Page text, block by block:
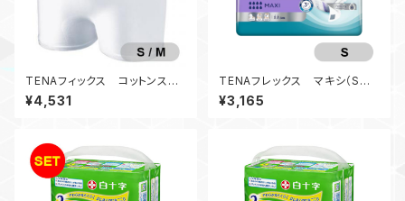
TENAフィックス コットンスペ
シャル（S/M）（ホワイト）
¥4,531
TENAフレックス マキシ（Sサ
イズ）
¥3,165